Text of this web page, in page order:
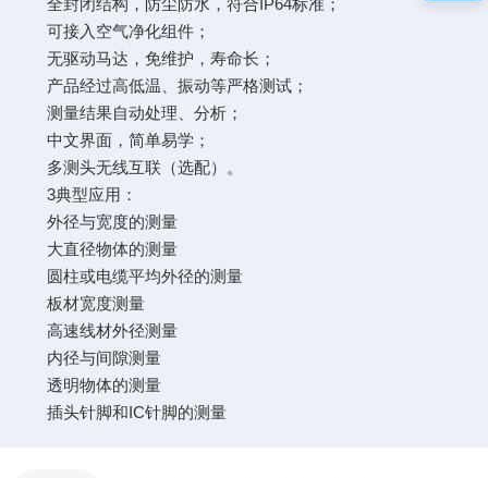
全封闭结构，防尘防水，符合IP64标准；
可接入空气净化组件；
无驱动马达，免维护，寿命长；
产品经过高低温、振动等严格测试；
测量结果自动处理、分析；
中文界面，简单易学；
多测头无线互联（选配）。
3典型应用：
外径与宽度的测量
大直径物体的测量
圆柱或电缆平均外径的测量
板材宽度测量
高速线材外径测量
内径与间隙测量
透明物体的测量
插头针脚和IC针脚的测量